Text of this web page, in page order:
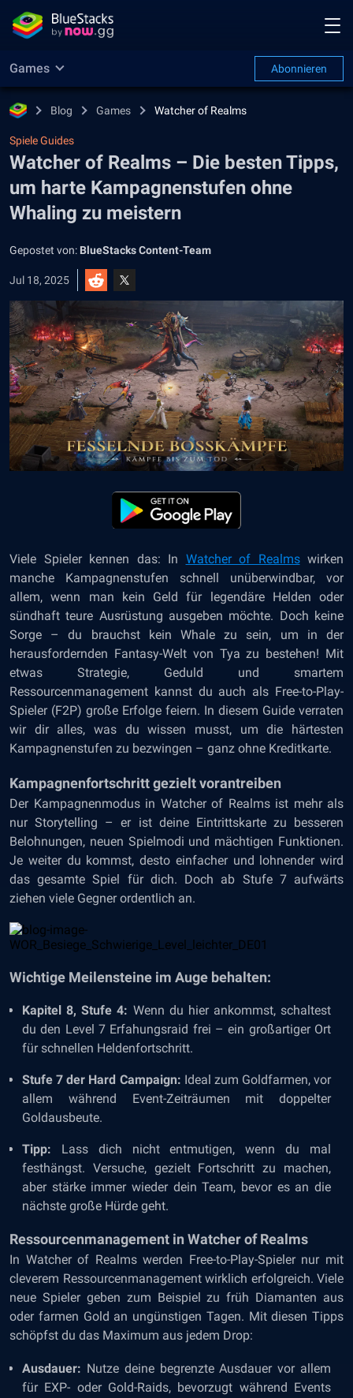
Games Abonnieren
Blog Games Watcher of Realms
Spiele Guides
Watcher of Realms – Die besten Tipps,
um harte Kampagnenstufen ohne
Whaling zu meistern
Gepostet von: BlueStacks Content-Team
Jul 18, 2025
Viele Spieler kennen das: In Watcher of Realmswirken
manche Kampagnenstufen schnell unüberwindbar, vor
allem, wenn man kein Geld für legendäre Helden oder
sündhaft teure Ausrüstung ausgeben möchte. Doch keine
Sorge – du brauchst kein Whale zu sein, um in der
herausfordernden Fantasy-Welt von Tya zu bestehen! Mit
etwas Strategie, Geduld und smartem
Ressourcenmanagement kannst du auch als Free-to-Play-
Spieler (F2P) große Erfolge feiern. In diesem Guide verraten
wir dir alles, was du wissen musst, um die härtesten
Kampagnenstufen zu bezwingen – ganz ohne Kreditkarte.
Kampagnenfortschritt gezielt vorantreiben
Der Kampagnenmodus in Watcher of Realms ist mehr als
nur Storytelling – er ist deine Eintrittskarte zu besseren
Belohnungen, neuen Spielmodi und mächtigen Funktionen.
Je weiter du kommst, desto einfacher und lohnender wird
das gesamte Spiel für dich. Doch ab Stufe 7 aufwärts
ziehen viele Gegner ordentlich an.
Wichtige Meilensteine im Auge behalten:
Kapitel 8, Stufe 4: Wenn du hier ankommst, schaltest
du den Level 7 Erfahungsraid frei – ein großartiger Ort
für schnellen Heldenfortschritt.
Stufe 7 der Hard Campaign: Ideal zum Goldfarmen, vor
allem während Event-Zeiträumen mit doppelter
Goldausbeute.
Tipp: Lass dich nicht entmutigen, wenn du mal
festhängst. Versuche, gezielt Fortschritt zu machen,
aber stärke immer wieder dein Team, bevor es an die
nächste große Hürde geht.
Ressourcenmanagement in Watcher of Realms
In Watcher of Realms werden Free-to-Play-Spieler nur mit
cleverem Ressourcenmanagement wirklich erfolgreich. Viele
neue Spieler geben zum Beispiel zu früh Diamanten aus
oder farmen Gold an ungünstigen Tagen. Mit diesen Tipps
schöpfst du das Maximum aus jedem Drop:
Ausdauer: Nutze deine begrenzte Ausdauer vor allem
für EXP- oder Gold-Raids, bevorzugt während Events